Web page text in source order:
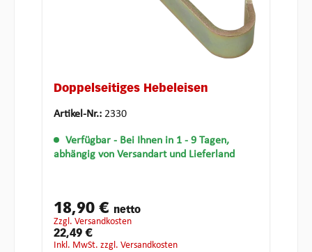
Doppelseitiges Hebeleisen
Artikel-Nr.: 2330
Verfügbar - Bei Ihnen in 1 - 9 Tagen,
abhängig von Versandart und Lieferland
18,90 € netto
zzgl. Versandkosten
22,49 €
inkl. MwSt. zzgl. Versandkosten